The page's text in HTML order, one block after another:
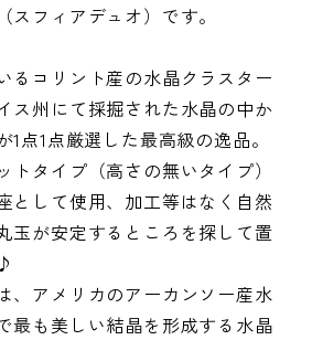
スフィアデュオ）です。
るコリント産の水晶クラスター
ス州にて採掘された水晶の中か
1点1点厳選した最高級の逸品。
トタイプ（高さの無いタイプ）
として使用、加工等はなく自然
玉が安定するところを探して置
、アメリカのアーカンソー産水
最も美しい結晶を形成する水晶